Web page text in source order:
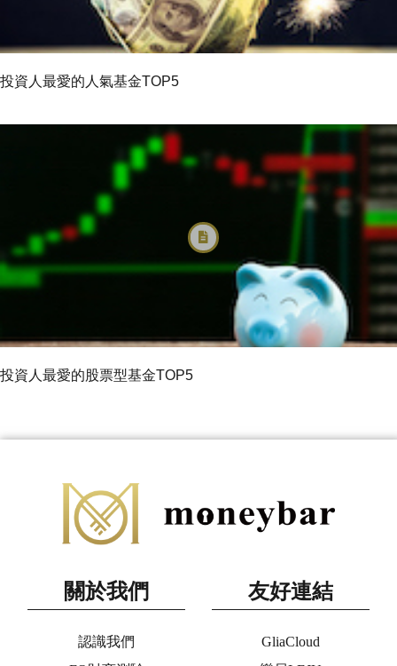
投資人最愛的人氣基金TOP5
投資人最愛的股票型基金TOP5
關於我們
認識我們
友好連結
GliaCloud